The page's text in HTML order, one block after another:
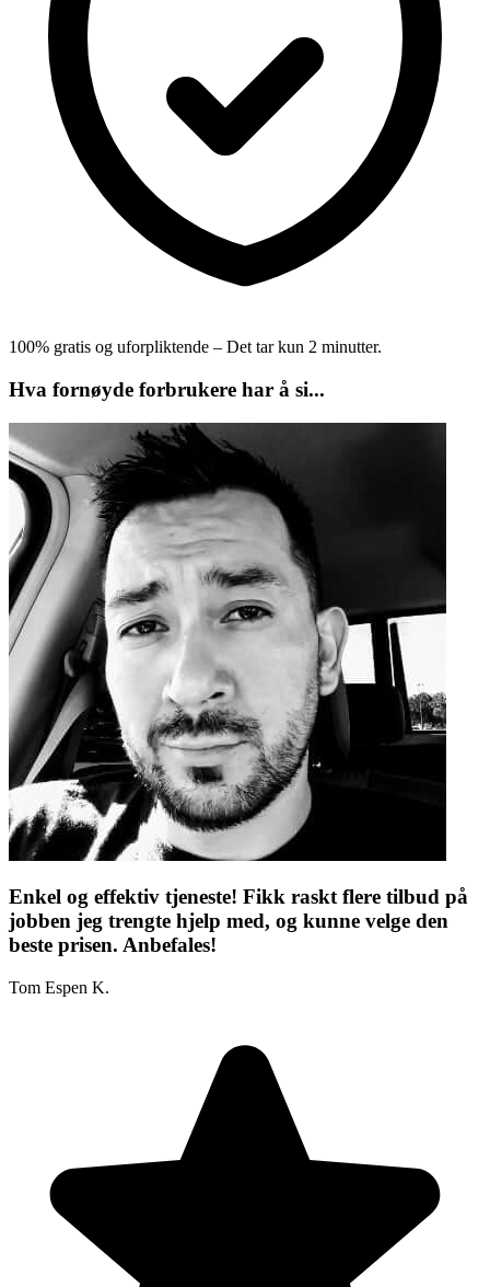
100% gratis og uforpliktende – Det tar kun 2 minutter.
Hva fornøyde forbrukere har å si...
Enkel og effektiv tjeneste! Fikk raskt flere tilbud på
jobben jeg trengte hjelp med, og kunne velge den
beste prisen. Anbefales!
Tom Espen K.